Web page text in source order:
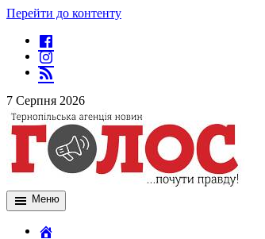
Перейти до контенту
7 Серпня 2026
Меню